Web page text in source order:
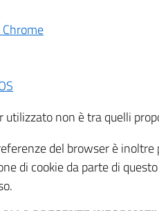
Chrome
utilizzato non è tra quelli
del browser è
di cookie da parte di